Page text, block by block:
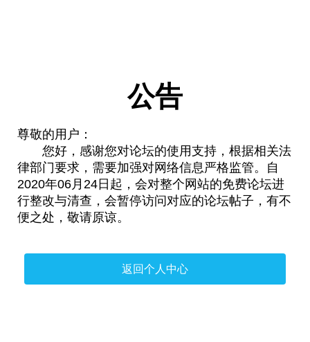
公告
尊敬的用户：
您好，感谢您对论坛的使用支持，根据相关法
律部门要求，需要加强对网络信息严格监管。自
2020年06月24日起，会对整个网站的免费论坛进
行整改与清查，会暂停访问对应的论坛帖子，有不
便之处，敬请原谅。
返回个人中心